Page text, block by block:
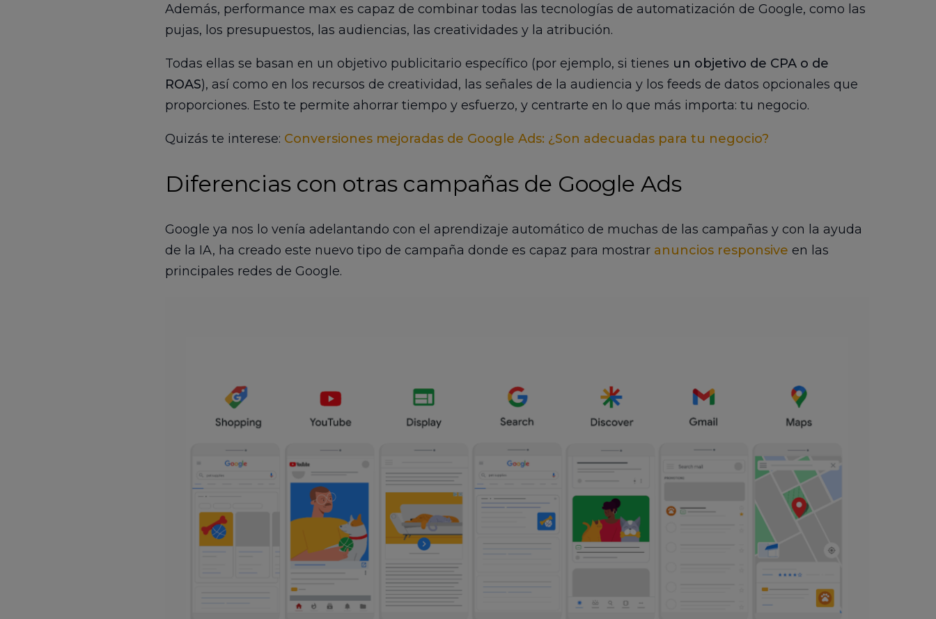
Además, performance max es capaz de combinar todas las tecnologías de automatización de Google, como las
pujas, los presupuestos, las audiencias, las creatividades y la atribución.
Todas ellas se basan en un objetivo publicitario específico (por ejemplo, si tienes un objetivo de CPA o de
ROAS), así como en los recursos de creatividad, las señales de la audiencia y los feeds de datos opcionales que
proporciones. Esto te permite ahorrar tiempo y esfuerzo, y centrarte en lo que más importa: tu negocio.
Quizás te interese: Conversiones mejoradas de Google Ads: ¿Son adecuadas para tu negocio?
Diferencias con otras campañas de Google Ads
Google ya nos lo venía adelantando con el aprendizaje automático de muchas de las campañas y con la ayuda
de la IA, ha creado este nuevo tipo de campaña donde es capaz para mostrar anuncios responsive en las
principales redes de Google.